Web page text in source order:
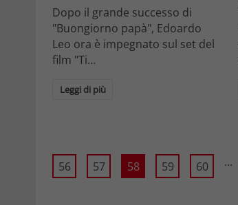
Dopo il grande successo di
"Buongiorno papà", Edoardo
Leo ora è impegnato sul set del
film "Ti…
Leggi di più
56 57 58 59 60 ...